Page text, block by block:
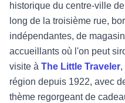
historique du centre-ville
long de la troisième rue,
indépendantes, de
accueillants où l'on peut
visite à The Little Traveler,
région depuis 1922, avec
thème regorgeant de